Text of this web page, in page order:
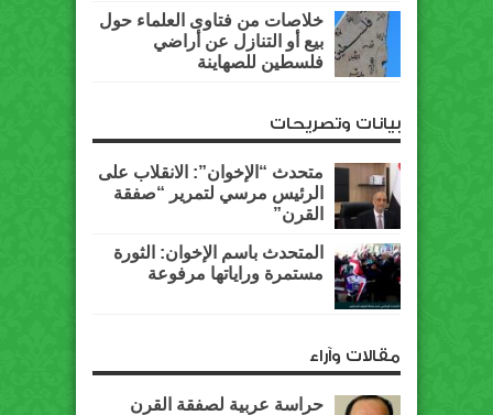
خلاصات من فتاوى العلماء حول
بيع أو التنازل عن أراضي
فلسطين للصهاينة
بيانات وتصريحات
متحدث “الإخوان”: الانقلاب على
الرئيس مرسي لتمرير “صفقة
القرن”
المتحدث باسم الإخوان: الثورة
مستمرة وراياتها مرفوعة
مقالات وآراء
حراسة عربية لصفقة القرن